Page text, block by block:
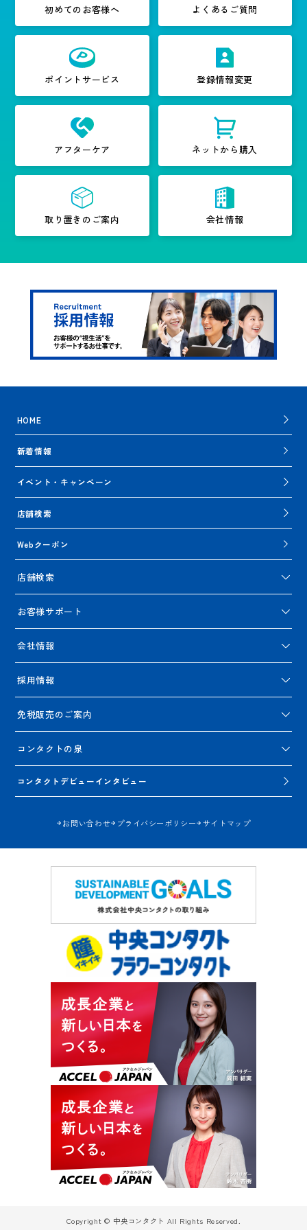
初めてのお客様へ よくあるご質問
ポイントサービス 登録情報変更
アフターケア ネットから購入
取り置きのご案内 会社情報
HOME
新着情報
イベント・キャンペーン
店舗検索
Webクーポン
店舗検索
お客様サポート
会社情報
採用情報
免税販売のご案内
コンタクトの泉
コンタクトデビューインタビュー
お問い合わせ プライバシーポリシー サイトマップ
Copyright © 中央コンタクト All Rights Reserved.